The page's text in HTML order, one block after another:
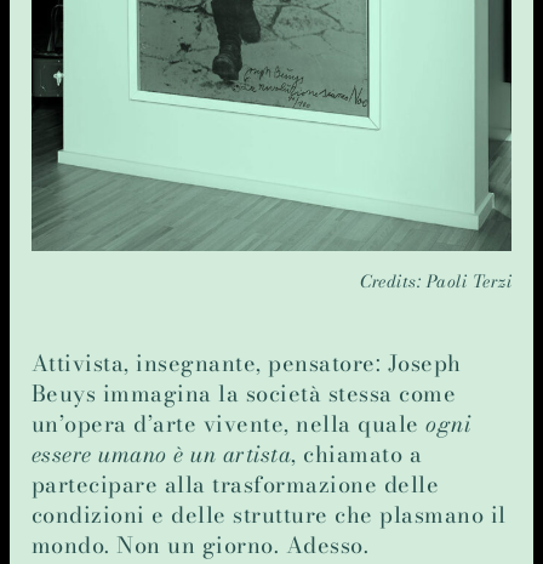
Credits: Paoli Terzi
Attivista, insegnante, pensatore: Joseph
Beuys immagina la società stessa come
un’opera d’arte vivente, nella qualeogni
essere umano è un artista, chiamato a
partecipare alla trasformazione delle
condizioni e delle strutture che plasmano il
mondo. Non un giorno. Adesso.